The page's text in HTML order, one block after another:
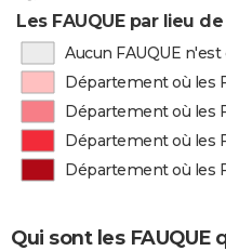
Les FAUQUE par lieu
Aucun FAUQUE
Département où les
Département où les
Département où les
Département où les
Qui sont les